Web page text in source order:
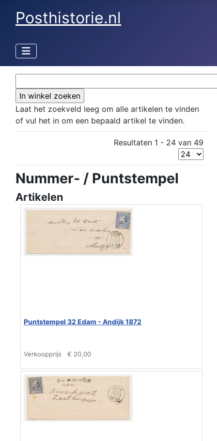
Posthistorie.nl
Laat het zoekveld leeg om alle artikelen te vinden
of vul het in om een bepaald artikel te vinden.
Resultaten 1 - 24 van 49
Nummer- / Puntstempel
Artikelen
Puntstempel 32 Edam - Andijk 1872
Verkoopprijs € 20,00